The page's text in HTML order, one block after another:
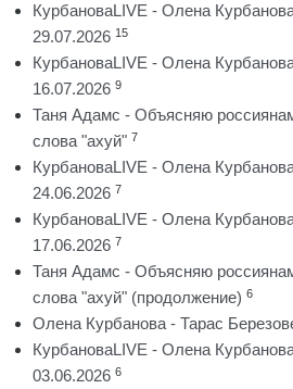
КурбановаLIVE - Олена
29.07.2026 15
КурбановаLIVE - Олена
16.07.2026 9
Таня Адамс - Объясняю
слова "ахуй" 7
КурбановаLIVE - Олена
24.06.2026 7
КурбановаLIVE - Олена
17.06.2026 7
Таня Адамс - Объясняю
слова "ахуй" (продолжение) 6
Олена Курбанова - Тарас
КурбановаLIVE - Олена
03.06.2026 6